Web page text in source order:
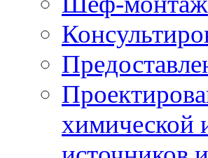
химической